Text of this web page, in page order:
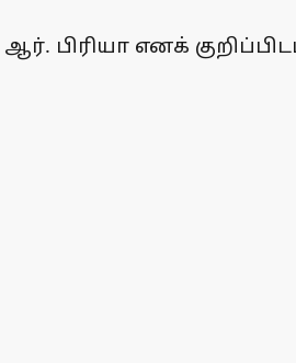
எனக்